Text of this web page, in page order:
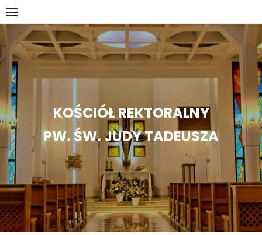
Skip
to
content
KOŚCIÓŁ REKTORALNY
PW. ŚW. JUDY TADEUSZA